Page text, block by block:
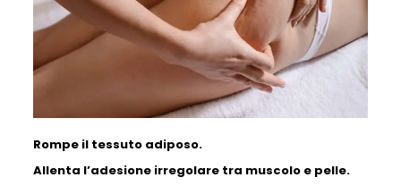
Rompe il tessuto adiposo.
Allenta l’adesione irregolare tra muscolo e pelle.